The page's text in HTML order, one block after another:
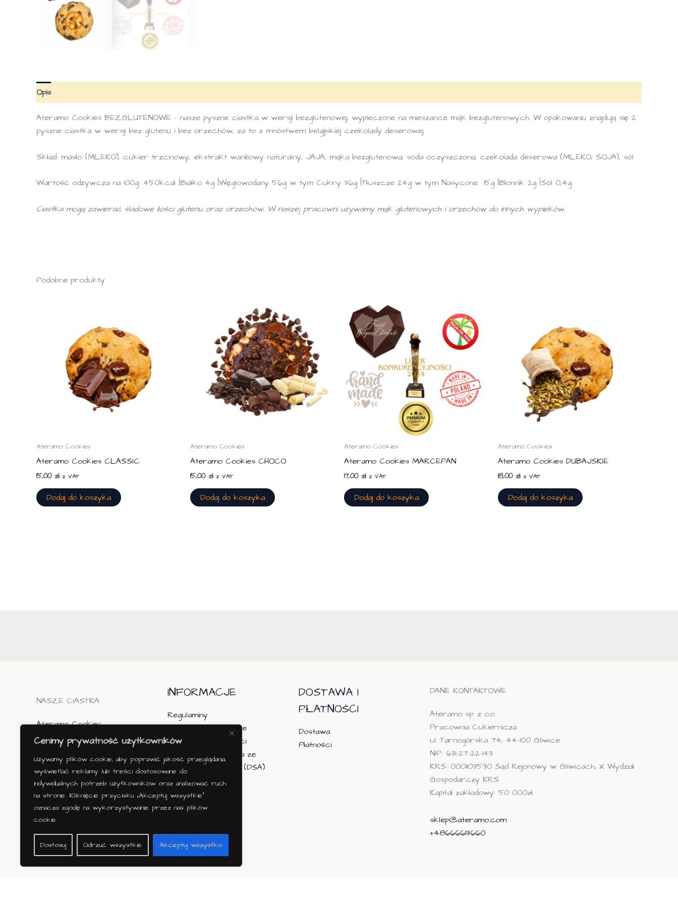
Cenimy prywatność użytkowników
Używamy plików cookie, aby poprawić jakość przeglądania,
wyświetlać reklamy lub treści dostosowane do
indywidualnych potrzeb użytkowników oraz analizować ruch
na stronie. Kliknięcie przycisku „Akceptuj wszystkie”
oznacza zgodę na wykorzystywanie przez nas plików
cookie.
Dostosuj Odrzuć wszystkie Akceptuj wszystko
Opis
Ateramo Cookies BEZGLUTENOWE – nasze pyszne ciastka w wersji bezglutenowej, wypieczone na mieszance mąk bezglutenowych. W opakowaniu znajdują się 2
pyszne ciastka w wersji bez glutenu i bez orzechów, za to z mnóstwem belgijskiej czekolady deserowej.
Skład: masło (MLEKO), cukier trzcinowy, ekstrakt waniliowy naturalny, JAJA, mąka bezglutenowa, soda oczyszczona, czekolada deserowa (MLEKO, SOJA), sól
Wartość odżywcza na 100g: 450kcal |Białko 4g |Węglowodany 56g w tym Cukry 36g |Tłuszcze 24g w tym Nasycone 15g |Błonnik 2g |Sól 0,4g
Ciastka mogą zawierać śladowe ilości glutenu oraz orzechów. W naszej pracowni używamy mąk glutenowych i orzechów do innych wypieków.
Podobne produkty
Ateramo Cookies
Ateramo Cookies CLASSIC
15,00 zł z VAT
Dodaj do koszyka
Ateramo Cookies
Ateramo Cookies CHOCO
15,00 zł z VAT
Dodaj do koszyka
Ateramo Cookies
Ateramo Cookies MARCEPAN
17,00 zł z VAT
Dodaj do koszyka
Ateramo Cookies
Ateramo Cookies DUBAJSKIE
18,00 zł z VAT
Dodaj do koszyka
NASZE CIASTKA
Ateramo Cookies
Ciastka z LOGO
INFORMACJE
Regulaminy
Zwroty i Reklamacje
Polityka Prywatności
Warunki korzystania ze
strony internetowej (DSA)
DOSTAWA I
PŁATNOŚCI
Dostawa
Płatności
DANE KONTAKTOWE
Ateramo sp. z o.o.
Pracownia Cukiernicza
ul. Tarnogórska 74, 44-100 Gliwice
NIP: 631-27-22-143
KRS: 0001103590 Sąd Rejonowy w Gliwicach, X Wydział
Gospodarczy KRS
Kapitał zakładowy: 50 000zł
sklep@ateramo.com
+48666613660